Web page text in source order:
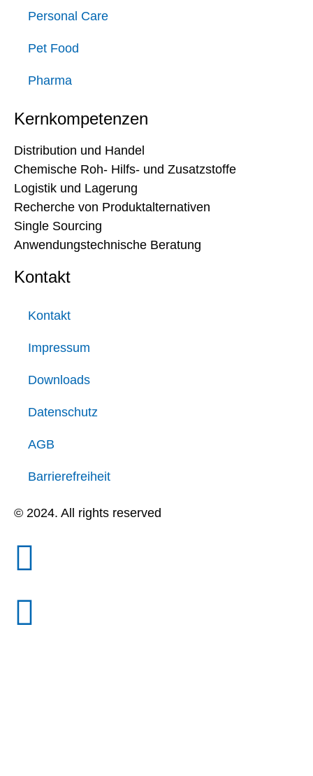
Personal Care
Pet Food
Pharma
Kernkompetenzen
Distribution und Handel
Chemische Roh- Hilfs- und Zusatzstoffe
Logistik und Lagerung
Recherche von Produktalternativen
Single Sourcing
Anwendungstechnische Beratung
Kontakt
Kontakt
Impressum
Downloads
Datenschutz
AGB
Barrierefreiheit
© 2024. All rights reserved